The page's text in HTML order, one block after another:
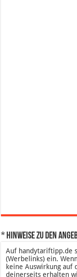
* Hinweise zu den
Auf handytariftipp.de
(Werbelinks) ein.
keine Auswirkung auf
deinerseits erhalten